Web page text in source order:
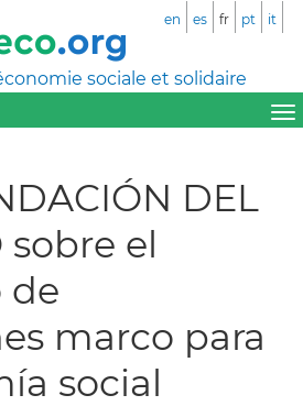
sociale et solidaire
en es fr pt it
DEL
sobre el
de
marco para
social